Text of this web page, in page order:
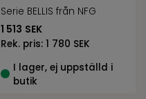
Serie BELLIS från NFG
1 513 SEK
Rek. pris: 1 780 SEK
I lager, ej uppställd i
butik